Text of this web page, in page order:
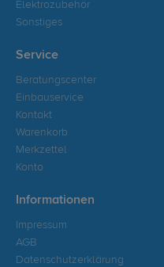
Elektrozubehör
Sonstiges
Service
Beratungscenter
Einbauservice
Kontakt
Warenkorb
Merkzettel
Konto
Informationen
Impressum
AGB
Datenschutzerklärung